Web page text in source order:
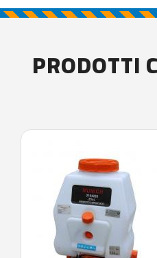
PRODOTTI